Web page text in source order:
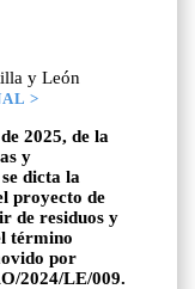
y León
>
2025, de la
y
dicta la
proyecto de
de residuos y
término
por
2024/LE/009.